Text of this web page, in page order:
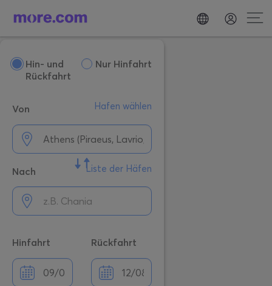
Hin- und
Rückfahrt
Nur Hinfahrt
Von Hafen wählen
Nach Liste der Häfen
Hinfahrt Rückfahrt